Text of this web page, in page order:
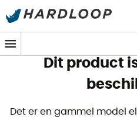
Zomeraanbiedingen 🔥 -5%
Dit product
Det er en gammel model